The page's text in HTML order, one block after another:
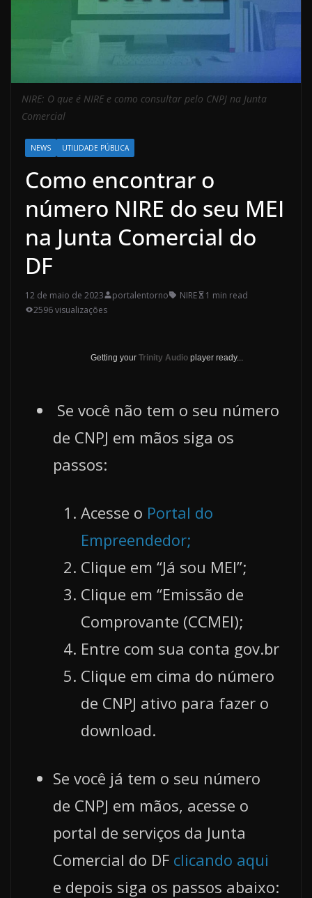
NIRE: O que é NIRE e como consultar pelo CNPJ na Junta
Comercial
NEWS UTILIDADE PÚBLICA
Como encontrar o
número NIRE do seu MEI
na Junta Comercial do
DF
12 de maio de 2023 portalentorno NIRE
1 min read
2596 visualizações
Getting your Trinity Audio player ready...
Se você não tem o seu número
de CNPJ em mãos siga os
passos:
Acesse o Portal do
Empreendedor;
Clique em “Já sou MEI”;
Clique em “Emissão de
Comprovante (CCMEI);
Entre com sua conta gov.br
Clique em cima do número
de CNPJ ativo para fazer o
download.
Se você já tem o seu número
de CNPJ em mãos, acesse o
portal de serviços da Junta
Comercial do DF clicando aqui
e depois siga os passos abaixo: